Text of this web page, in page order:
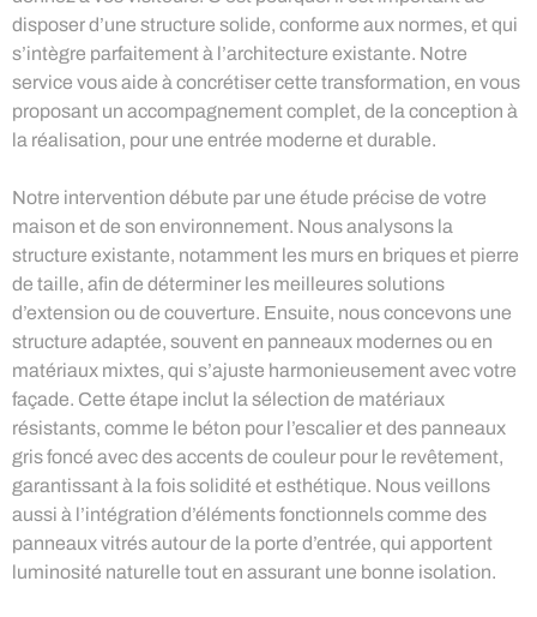
disposer d’une structure solide, conforme aux normes, et qui
s’intègre parfaitement à l’architecture existante. Notre
service vous aide à concrétiser cette transformation, en vous
proposant un accompagnement complet, de la conception à
la réalisation, pour une entrée moderne et durable.
Notre intervention débute par une étude précise de votre
maison et de son environnement. Nous analysons la
structure existante, notamment les murs en briques et pierre
de taille, afin de déterminer les meilleures solutions
d’extension ou de couverture. Ensuite, nous concevons une
structure adaptée, souvent en panneaux modernes ou en
matériaux mixtes, qui s’ajuste harmonieusement avec votre
façade. Cette étape inclut la sélection de matériaux
résistants, comme le béton pour l’escalier et des panneaux
gris foncé avec des accents de couleur pour le revêtement,
garantissant à la fois solidité et esthétique. Nous veillons
aussi à l’intégration d’éléments fonctionnels comme des
panneaux vitrés autour de la porte d’entrée, qui apportent
luminosité naturelle tout en assurant une bonne isolation.